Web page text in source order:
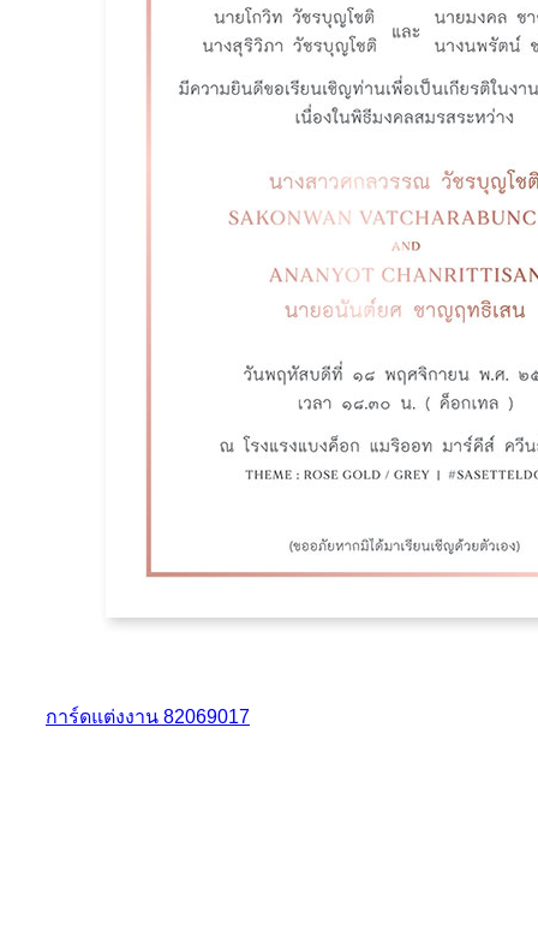
การ์ดแต่งงาน 82069017